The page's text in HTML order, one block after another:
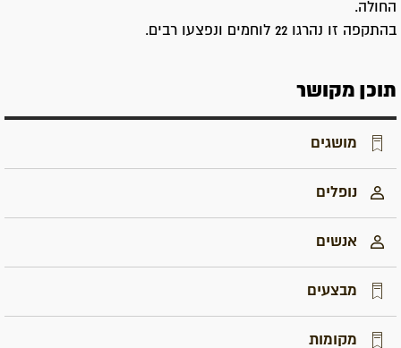
החולה.
בהתקפה זו נהרגו 22 לוחמים ונפצעו רבים.
תוכן מקושר
מושגים
נופלים
אנשים
מבצעים
מקומות